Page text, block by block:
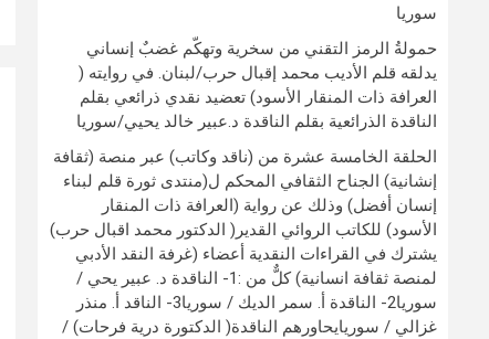
سوريا
حمولةُ الرمز التقني من سخرية وتهكّم غضبٌ إنساني
يدلقه قلم الأديب محمد إقبال حرب/لبنان. في روايته (
العرافة ذات المنقار الأسود) تعضيد نقدي ذرائعي بقلم
الناقدة الذرائعية بقلم الناقدة د.عبير خالد يحيي/سوريا
الحلقة الخامسة عشرة من (ناقد وكاتب) عبر منصة (ثقافة
إنشانية) الجناح الثقافي المحكم ل(منتدى ثورة قلم لبناء
إنسان أفضل) وذلك عن رواية (العرافة ذات المنقار
الأسود) للكاتب الروائي القدير( الدكتور محمد اقبال حرب)
يشترك في القراءات النقدية أعضاء (غرفة النقد الأدبي
لمنصة ثقافة انسانية) كلٌّ من :1- الناقدة د. عبير يحي /
سوريا2- الناقدة أ. سمر الديك / سوريا3- الناقد أ. منذر
غزالي / سوريايحاورهم الناقدة( الدكتورة درية فرحات) /